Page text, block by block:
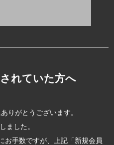
れていた方へ
りがとうございます。
ました。
お手数ですが、上記「新規会員